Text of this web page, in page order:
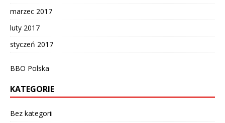
marzec 2017
luty 2017
styczeń 2017
BBO Polska
KATEGORIE
Bez kategorii